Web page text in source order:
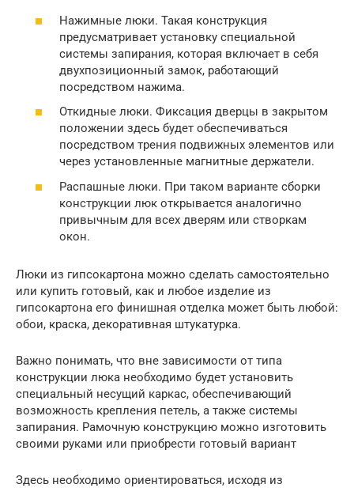
Нажимные люки. Такая конструкция
предусматривает установку специальной
системы запирания, которая включает в себя
двухпозиционный замок, работающий
посредством нажима.
Откидные люки. Фиксация дверцы в закрытом
положении здесь будет обеспечиваться
посредством трения подвижных элементов или
через установленные магнитные держатели.
Распашные люки. При таком варианте сборки
конструкции люк открывается аналогично
привычным для всех дверям или створкам
окон.
Люки из гипсокартона можно сделать самостоятельно
или купить готовый, как и любое изделие из
гипсокартона его финишная отделка может быть любой:
обои, краска, декоративная штукатурка.
Важно понимать, что вне зависимости от типа
конструкции люка необходимо будет установить
специальный несущий каркас, обеспечивающий
возможность крепления петель, а также системы
запирания. Рамочную конструкцию можно изготовить
своими руками или приобрести готовый вариант
Здесь необходимо ориентироваться, исходя из